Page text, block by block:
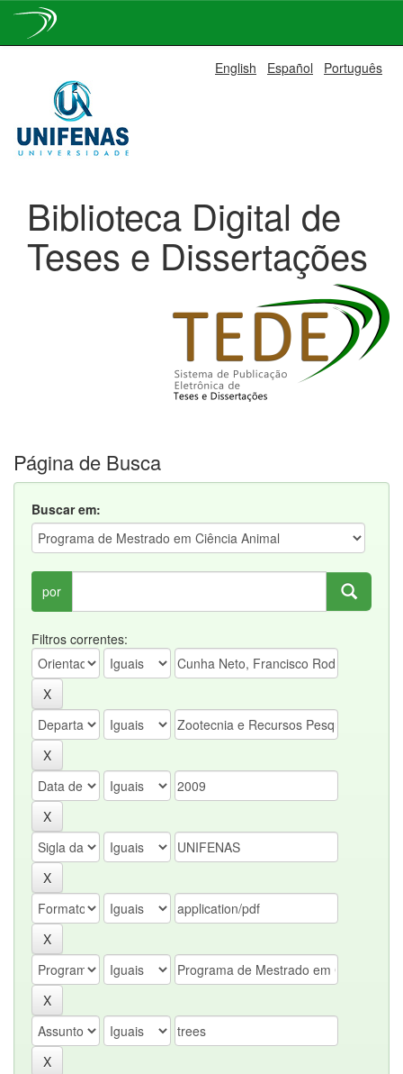
navigation
English Español Português
Biblioteca Digital de
Teses e Dissertações
Página de Busca
Buscar em:
por
Filtros correntes: